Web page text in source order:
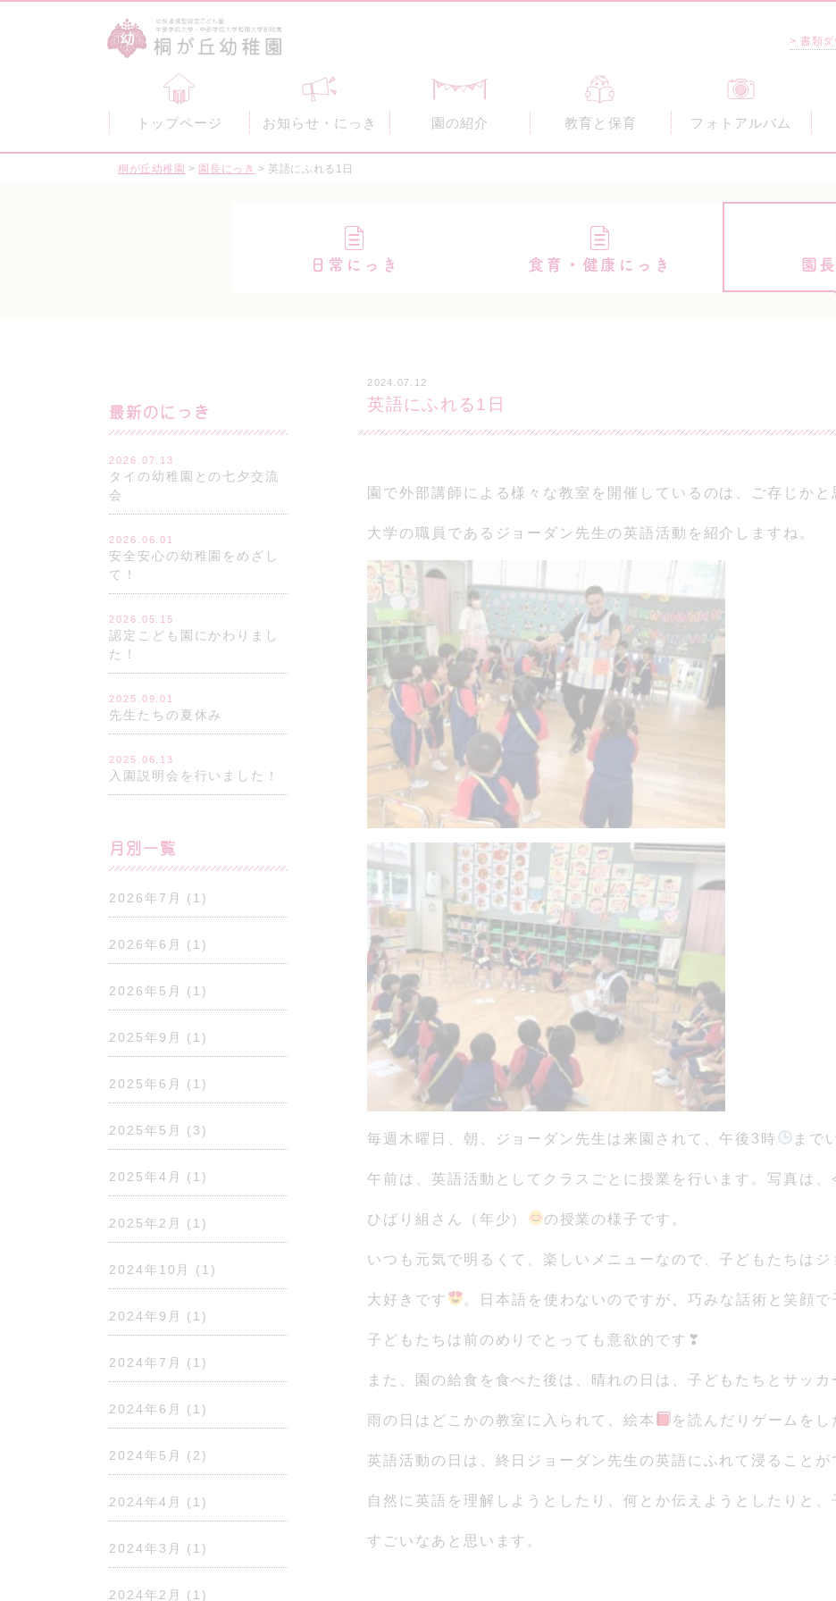
> 書類ダ
トップページ お知らせ・にっき 園の紹介 教育と保育 フォトアルバム
桐が丘幼稚園 > 園長にっき > 英語にふれる1日
日常にっき 食育・健康にっき 園
最新のにっき
2026.07.13
タイの幼稚園との七夕交流
会
2026.06.01
安全安心の幼稚園をめざし
て！
2026.05.15
認定こども園にかわりまし
た！
2025.09.01
先生たちの夏休み
2025.06.13
入園説明会を行いました！
月別一覧
2026年7月 (1)
2026年6月 (1)
2026年5月 (1)
2025年9月 (1)
2025年6月 (1)
2025年5月 (3)
2025年4月 (1)
2025年2月 (1)
2024年10月 (1)
2024年9月 (1)
2024年7月 (1)
2024年6月 (1)
2024年5月 (2)
2024年4月 (1)
2024年3月 (1)
2024年2月 (1)
2024.07.12
英語にふれる1日
園で外部講師による様々な教室を開催しているのは、ご存じかと
大学の職員であるジョーダン先生の英語活動を紹介しますね。
毎週木曜日、朝、ジョーダン先生は来園されて、午後3時 まで
午前は、英語活動としてクラスごとに授業を行います。写真は、
ひばり組さん（年少） の授業の様子です。
いつも元気で明るくて、楽しいメニューなので、子どもたちはジ
大好きです 。日本語を使わないのですが、巧みな話術と笑顔
子どもたちは前のめりでとっても意欲的です❣
また、園の給食を食べた後は、晴れの日は、子どもたちとサッカ
雨の日はどこかの教室に入られて、絵本 を読んだりゲームを
英語活動の日は、終日ジョーダン先生の英語にふれて浸ること
自然に英語を理解しようとしたり、何とか伝えようとしたりと、
すごいなあと思います。